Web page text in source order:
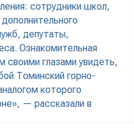
сотрудники школ,
депутаты,
Ознакомительная
своими глазами увидеть,
Томинский горно-
которого
— рассказали в